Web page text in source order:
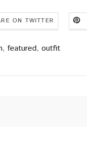
ON TWITTER
, featured, outfit